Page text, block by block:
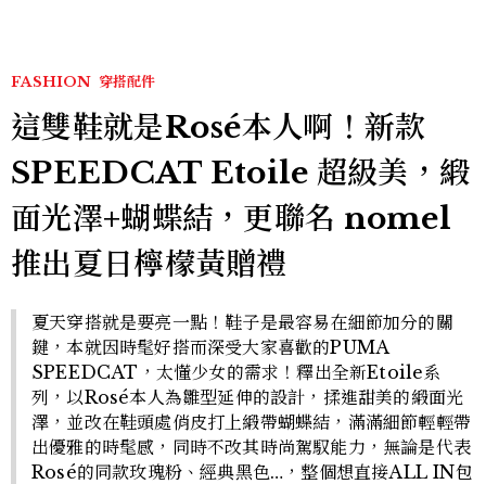
FASHION 穿搭配件
這雙鞋就是Rosé本人啊！新款
SPEEDCAT Etoile 超級美，緞
面光澤+蝴蝶結，更聯名 nomel
推出夏日檸檬黃贈禮
夏天穿搭就是要亮一點！鞋子是最容易在細節加分的關
鍵，本就因時髦好搭而深受大家喜歡的PUMA
SPEEDCAT，太懂少女的需求！釋出全新Etoile系
列，以Rosé本人為雛型延伸的設計，揉進甜美的緞面光
澤，並改在鞋頭處俏皮打上緞帶蝴蝶結，滿滿細節輕輕帶
出優雅的時髦感，同時不改其時尚駕馭能力，無論是代表
Rosé的同款玫瑰粉、經典黑色…，整個想直接ALL IN包